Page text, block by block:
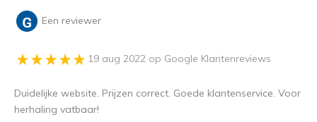
Een reviewer
19 aug 2022 op Google Klantenreviews
Duidelijke website. Prijzen correct. Goede klantenservice. Voor
herhaling vatbaar!